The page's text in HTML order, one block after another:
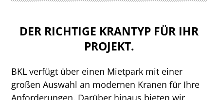
DER RICHTIGE KRANTYP FÜR IHR
PROJEKT.
BKL verfügt über einen Mietpark mit einer
großen Auswahl an modernen Kranen für Ihre
Anforderungen. Darüber hinaus bieten wir